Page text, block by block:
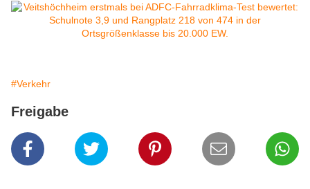
#Verkehr
Freigabe